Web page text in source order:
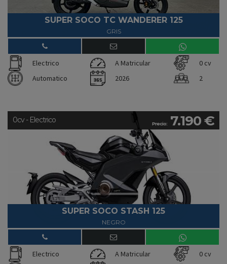
SUPER SOCO TC WANDERER 125
GRIS
Electrico A Matricular
0 cv
Automatico
2026 2
Precio: 7.190 €
0cv - Electrico
SUPER SOCO STASH 125
NEGRO
Electrico A Matricular
0 cv